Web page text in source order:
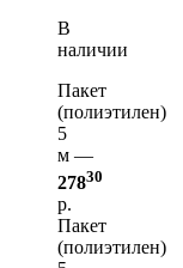
В
наличии
Пакет
(полиэтилен)
5
м —
27830
р.
Пакет
(полиэтилен)